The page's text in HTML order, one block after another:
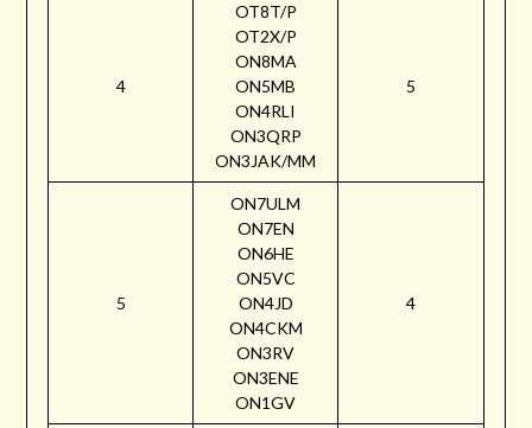
4
OT8T/P
OT2X/P
ON8MA
ON5MB
ON4RLI
ON3QRP
ON3JAK/MM
5
5
ON7ULM
ON7EN
ON6HE
ON5VC
ON4JD
ON4CKM
ON3RV
ON3ENE
ON1GV
4